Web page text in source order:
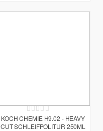
Rating:
0%
KOCH CHEMIE H9.02 - HEAVY
CUT SCHLEIFPOLITUR 250ML